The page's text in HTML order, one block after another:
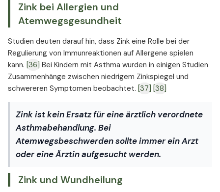
Zink bei Allergien und
Atemwegsgesundheit
Studien deuten darauf hin, dass Zink eine Rolle bei der
Regulierung von Immunreaktionen auf Allergene spielen
kann. [36] Bei Kindern mit Asthma wurden in einigen Studien
Zusammenhänge zwischen niedrigem Zinkspiegel und
schwereren Symptomen beobachtet. [37] [38]
Zink ist kein Ersatz für eine ärztlich verordnete
Asthmabehandlung. Bei
Atemwegsbeschwerden sollte immer ein Arzt
oder eine Ärztin aufgesucht werden.
Zink und Wundheilung